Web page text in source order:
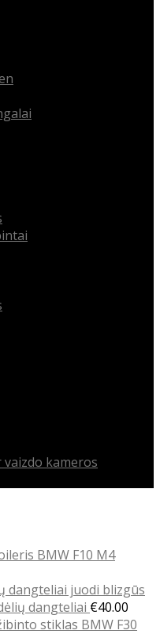
kameros
BMW F10 M4
dangteliai €40.00
BMW F30